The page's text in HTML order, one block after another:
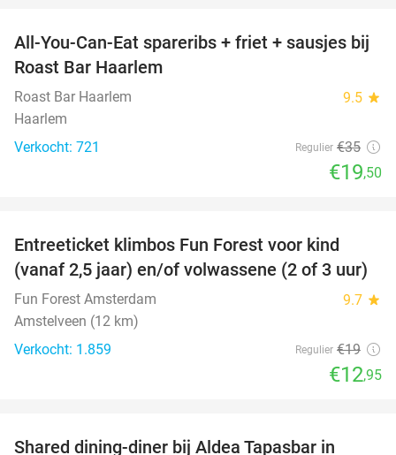
44%
All-You-Can-Eat spareribs + friet + sausjes bij
Roast Bar Haarlem
Roast Bar Haarlem 9.5 star
Haarlem
Verkocht: 721
Regulier €35
€19,50
Entreeticket klimbos Fun Forest voor kind
(vanaf 2,5 jaar) en/of volwassene (2 of 3 uur)
Fun Forest Amsterdam 9.7 star
Amstelveen (12 km)
Verkocht: 1.859
Regulier €19
€12,95
Shared dining-diner bij Aldea Tapasbar in